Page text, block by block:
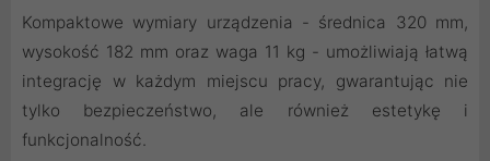
Kompaktowe wymiary urządzenia - średnica 320 mm,
wysokość 182 mm oraz waga 11 kg - umożliwiają łatwą
integrację w każdym miejscu pracy, gwarantując nie
tylko bezpieczeństwo, ale również estetykę i
funkcjonalność.